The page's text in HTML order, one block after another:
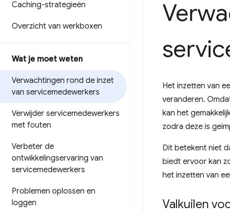
Caching-strategieën
Overzicht van werkboxen
Wat je moet weten
Verwachtingen rond de inzet
van servicemedewerkers
Verwijder servicemedewerkers
met fouten
Verbeter de
ontwikkelingservaring van
servicemedewerkers
Problemen oplossen en
loggen
Het inzetten van
veranderen.
kan het
zodra deze is
Dit betekent niet
biedt ervoor kan
het inzetten van
Valkuilen